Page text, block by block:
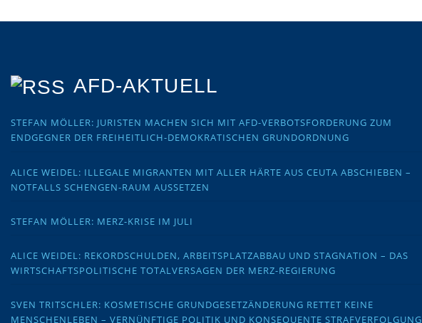
AFD-AKTUELL
STEFAN MÖLLER: JURISTEN MACHEN SICH MIT AFD-VERBOTSFORDERUNG ZUM
ENDGEGNER DER FREIHEITLICH-DEMOKRATISCHEN GRUNDORDNUNG
ALICE WEIDEL: ILLEGALE MIGRANTEN MIT ALLER HÄRTE AUS CEUTA ABSCHIEBEN –
NOTFALLS SCHENGEN-RAUM AUSSETZEN
STEFAN MÖLLER: MERZ-KRISE IM JULI
ALICE WEIDEL: REKORDSCHULDEN, ARBEITSPLATZABBAU UND STAGNATION – DAS
WIRTSCHAFTSPOLITISCHE TOTALVERSAGEN DER MERZ-REGIERUNG
SVEN TRITSCHLER: KOSMETISCHE GRUNDGESETZÄNDERUNG RETTET KEINE
MENSCHENLEBEN – VERNÜNFTIGE POLITIK UND KONSEQUENTE STRAFVERFOLGUNG